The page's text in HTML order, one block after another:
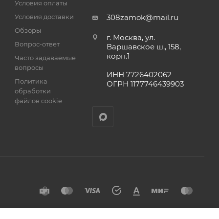
Условия оплаты
Условия доставки
Обзоры
Вопрос-ответ
Часто задаваемые
вопросы
Политика
обработки
файлов cookie
308zamok@mail.ru
г. Москва, ул.
Варшавское ш., 158,
корп.1
ИНН 7726402062
ОГРН 1177746439903